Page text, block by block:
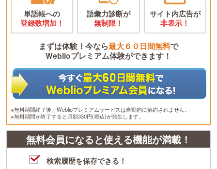
単語帳への
登録数増加！
語彙力診断が
無制限！
サイト内広告が
非表示！
まずは体験！今なら最大６０日間無料で
Weblioプレミアム体験ができます！
※無料期間終了後、Weblioプレミアムサービスは自動的に解約されません。
※無料期間が終了すると月額330円(税込)が発生します。
無料会員になると使える機能が満載！
検索履歴を保存できる！